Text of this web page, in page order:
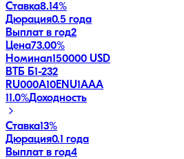
Ставка8.14%
Дюрация0.5 года
Выплат в год2
Цена73.00%
Номинал150000 USD
ВТБ Б1-232
RU000A10ENU1AAA
11.0%Доходность
Ставка13%
Дюрация0.1 года
Выплат в год4